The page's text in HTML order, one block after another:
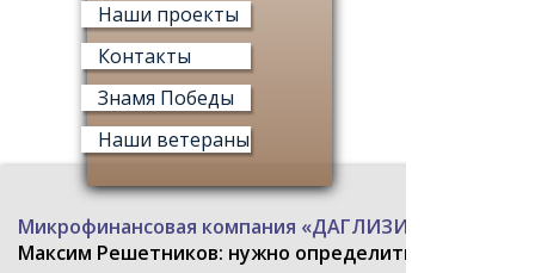
Наши проекты
Контакты
Знамя Победы
Наши ветераны
Микрофинансовая компания «ДАГЛИЗИНГФОНД»
Максим Решетников: нужно определить единые